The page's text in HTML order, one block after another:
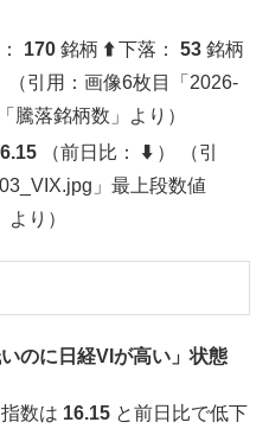
170 銘柄 ⬆️下落：53 銘柄
（引用：画像6枚目「2026-
騰落銘柄数」より）
（前日比： ⬇️） （引
」最上段数値
より）
いのに日経VIが高い」状態
数は 16.15 と前日比で低下